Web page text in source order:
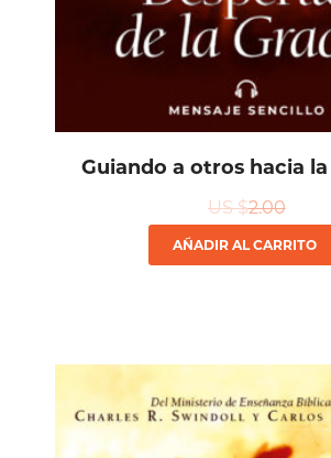
Guiando a otros hacia
US $2.00
AÑADIR AL CARRITO